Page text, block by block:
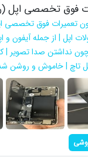
فوق تخصصی اپل
اپل | از جمله آیفون و
نداشتن صدا تصویر |
تاچ | خاموش و روشن